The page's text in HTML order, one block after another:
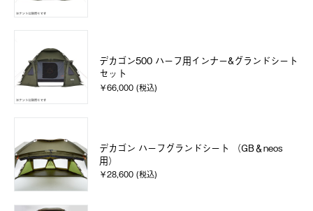
デカゴン500 ハーフ用インナー&グランドシート
セット
￥66,000 (税込)
デカゴン ハーフグランドシート （GB＆neos
用）
￥28,600 (税込)